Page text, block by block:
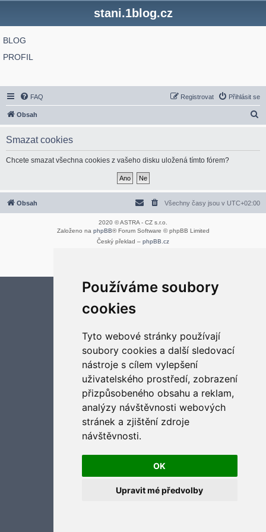
Používáme soubory
cookies
Tyto webové stránky používají
soubory cookies a další sledovací
nástroje s cílem vylepšení
uživatelského prostředí, zobrazení
přizpůsobeného obsahu a reklam,
analýzy návštěvnosti webových
stránek a zjištění zdroje
návštěvnosti.
OK
Upravit mé předvolby
stani.1blog.cz
BLOG
PROFIL
FAQ Přihlásit se
Registrovat
Obsah
Smazat cookies
Chcete smazat všechna cookies z vašeho disku uložená tímto fórem?
Obsah Všechny časy jsou v UTC+02:00
2020 © ASTRA - CZ s.r.o.
Založeno na phpBB® Forum Software © phpBB Limited
Český překlad – phpBB.cz
Aktualizujte předvolby souborů cookies